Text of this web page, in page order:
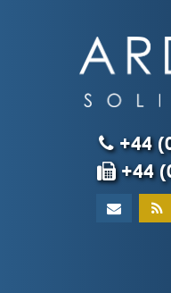
+44
+44